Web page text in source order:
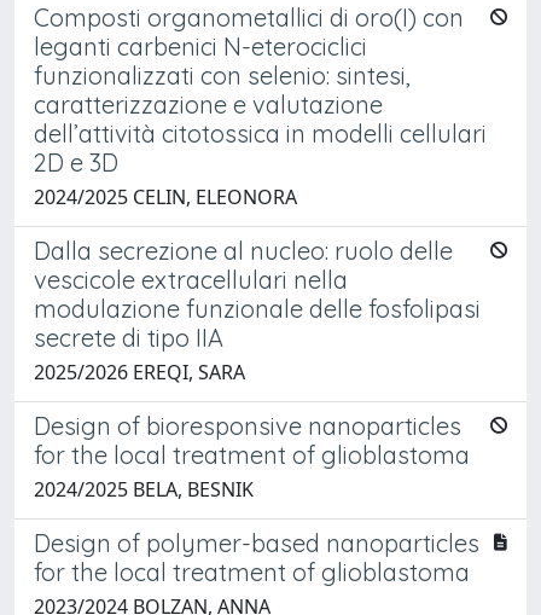
Composti organometallici di oro(I) con
leganti carbenici N-eterociclici
funzionalizzati con selenio: sintesi,
caratterizzazione e valutazione
dell’attività citotossica in modelli cellulari
2D e 3D
2024/2025 CELIN, ELEONORA
Dalla secrezione al nucleo: ruolo delle
vescicole extracellulari nella
modulazione funzionale delle fosfolipasi
secrete di tipo IIA
2025/2026 EREQI, SARA
Design of bioresponsive nanoparticles
for the local treatment of glioblastoma
2024/2025 BELA, BESNIK
Design of polymer-based nanoparticles
for the local treatment of glioblastoma
2023/2024 BOLZAN, ANNA